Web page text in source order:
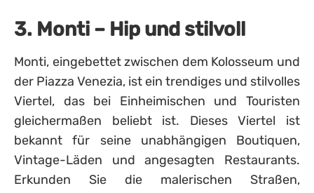
3. Monti – Hip und stilvoll
Monti, eingebettet zwischen dem Kolosseum und
der Piazza Venezia, ist ein trendiges und stilvolles
Viertel, das bei Einheimischen und Touristen
gleichermaßen beliebt ist. Dieses Viertel ist
bekannt für seine unabhängigen Boutiquen,
Vintage-Läden und angesagten Restaurants.
Erkunden Sie die malerischen Straßen,